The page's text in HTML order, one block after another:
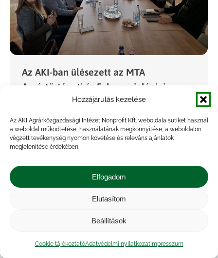
Hozzájárulás kezelése
Az AKI Agrárközgazdasági Intézet Nonprofit Kft. weboldala sütiket használ
a weboldal működtetése, használatának megkönnyítése, a weboldalon
végzett tevékenység nyomon követése és releváns ajánlatok
megjelenítése érdekében.
Elfogadom
Elutasítom
Beállítások
Cookie tájékoztatóAdatvédelmi nyilatkozatImpresszum
Az AKI-ban ülésezett az MTA
Agrártörténeti és Faluszociológiai
Osztályközi Állandó Bizottsága
Projekt,Rendezvény ByMarossyné Kemény Viktória
2025.10.06.
Az MTA Agrártörténeti és Faluszociológiai
án az AKI-ban tartotta meg soron következő
ülését. Az ülésen a Bizottság tagjai rövid
tájékoztatást adtak az elmúlt időszakban